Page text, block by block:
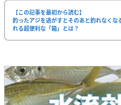
【この記事を最初から読む】
釣ったアジを逃がすとそのあと釣れなく
れる超便利な「箱」とは？